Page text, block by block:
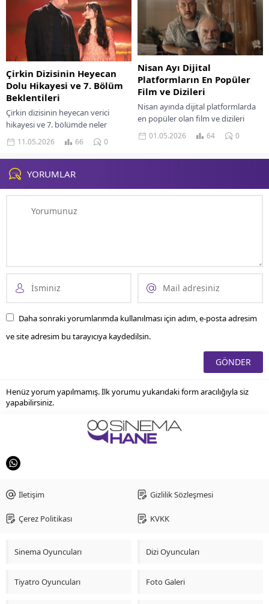
Çirkin Dizisinin Heyecan
Dolu Hikayesi ve 7. Bölüm
Beklentileri
Çirkin dizisinin heyecan verici
hikayesi ve 7. bölümde neler
olabileceğine dair beklentilere dair
bilgi edinin. Merak uyandırıcı
detaylar burada!
11.05.2026 66 0
Nisan Ayı Dijital
Platformların En Popüler
Film ve Dizileri
Nisan ayında dijital platformlarda
en popüler olan film ve dizileri
keşfedin. Kaçırılmaması gereken
yapımları burada bulabilirsiniz!
01.05.2026 64 0
YORUMLAR
Daha sonraki yorumlarımda kullanılması için adım, e-posta adresim
ve site adresim bu tarayıcıya kaydedilsin.
Henüz yorum yapılmamış. İlk yorumu yukarıdaki form aracılığıyla siz
yapabilirsiniz.
İletişim Gizlilik Sözleşmesi
Çerez Politikası KVKK
Sinema Oyuncuları Dizi Oyuncuları
Tiyatro Oyuncuları Foto Galeri